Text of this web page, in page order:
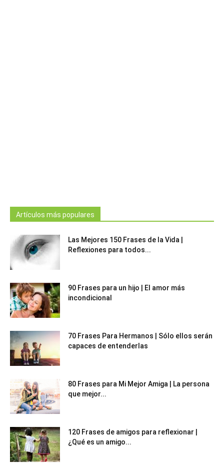
Artículos más populares
Las Mejores 150 Frases de la Vida |
Reflexiones para todos...
90 Frases para un hijo | El amor más
incondicional
70 Frases Para Hermanos | Sólo ellos serán
capaces de entenderlas
80 Frases para Mi Mejor Amiga | La persona
que mejor...
120 Frases de amigos para reflexionar |
¿Qué es un amigo...